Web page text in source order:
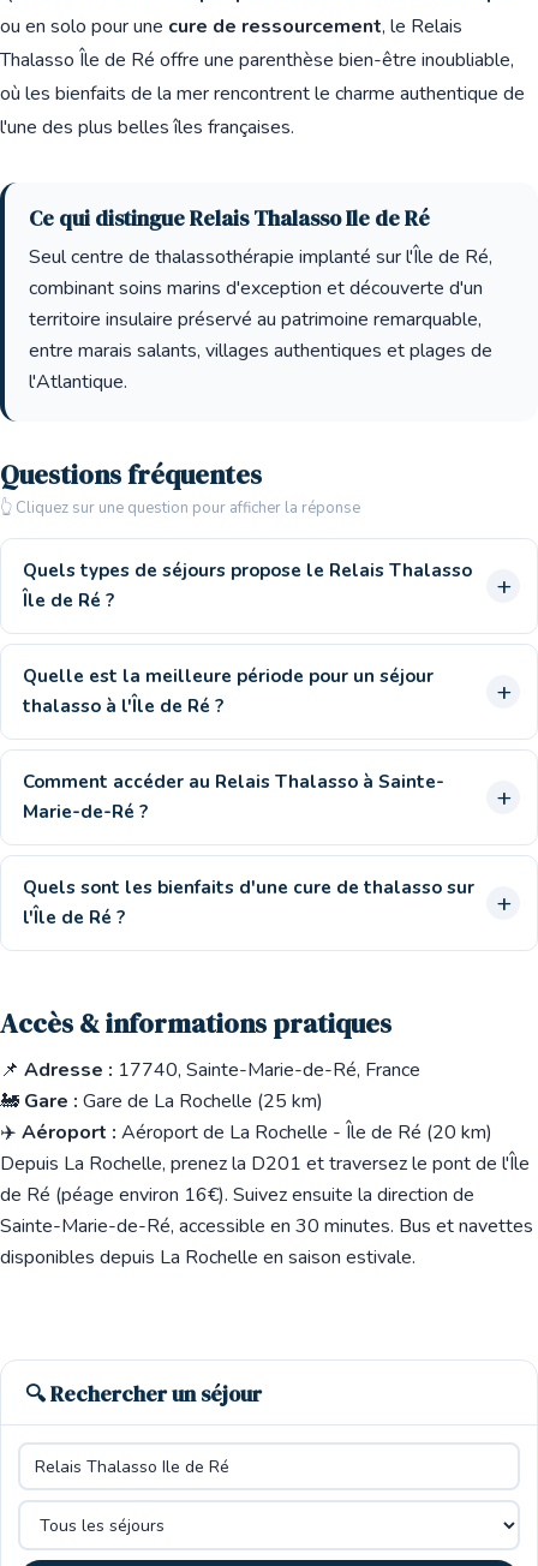
ou en solo pour une cure de ressourcement, le Relais
Thalasso Île de Ré offre une parenthèse bien-être inoubliable,
où les bienfaits de la mer rencontrent le charme authentique de
l'une des plus belles îles françaises.
Ce qui distingue Relais Thalasso Ile de Ré
Seul centre de thalassothérapie implanté sur l'Île de Ré,
combinant soins marins d'exception et découverte d'un
territoire insulaire préservé au patrimoine remarquable,
entre marais salants, villages authentiques et plages de
l'Atlantique.
Questions fréquentes
👆 Cliquez sur une question pour afficher la réponse
Quels types de séjours propose le Relais Thalasso
Île de Ré ?
Quelle est la meilleure période pour un séjour
thalasso à l'Île de Ré ?
Comment accéder au Relais Thalasso à Sainte-
Marie-de-Ré ?
Quels sont les bienfaits d'une cure de thalasso sur
l'Île de Ré ?
Accès & informations pratiques
📌 Adresse : 17740, Sainte-Marie-de-Ré, France
🚂 Gare : Gare de La Rochelle (25 km)
✈️ Aéroport : Aéroport de La Rochelle - Île de Ré (20 km)
Depuis La Rochelle, prenez la D201 et traversez le pont de l'Île
de Ré (péage environ 16€). Suivez ensuite la direction de
Sainte-Marie-de-Ré, accessible en 30 minutes. Bus et navettes
disponibles depuis La Rochelle en saison estivale.
🔍 Rechercher un séjour